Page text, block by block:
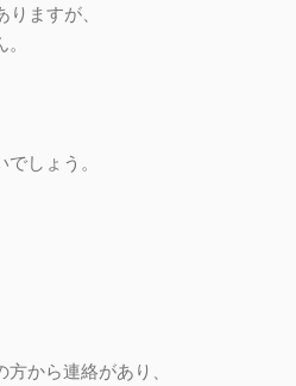
ますが、
しょう。
から連絡があり、